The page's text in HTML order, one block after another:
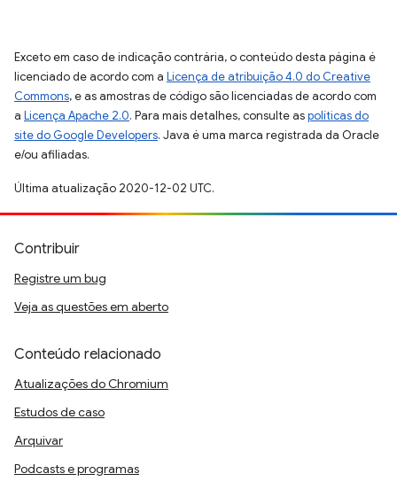
Exceto em caso de indicação contrária, o conteúdo desta página é
licenciado de acordo com a Licença de atribuição 4.0 do Creative
Commons, e as amostras de código são licenciadas de acordo com
a Licença Apache 2.0. Para mais detalhes, consulte aspolíticas do
site do Google Developers. Java é uma marca registrada da Oracle
e/ou afiliadas.
Última atualização 2020-12-02 UTC.
Contribuir
Registre um bug
Veja as questões em aberto
Conteúdo relacionado
Atualizações do Chromium
Estudos de caso
Arquivar
Podcasts e programas